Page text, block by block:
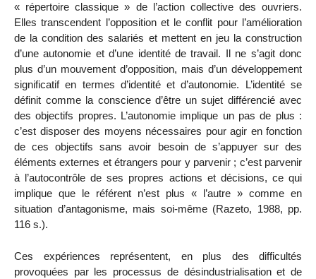
« répertoire classique » de l’action collective des ouvriers.
Elles transcendent l’opposition et le conflit pour l’amélioration
de la condition des salariés et mettent en jeu la construction
d’une autonomie et d’une identité de travail. Il ne s’agit donc
plus d’un mouvement d’opposition, mais d’un développement
significatif en termes d’identité et d’autonomie. L’identité se
définit comme la conscience d’être un sujet différencié avec
des objectifs propres. L’autonomie implique un pas de plus :
c’est disposer des moyens nécessaires pour agir en fonction
de ces objectifs sans avoir besoin de s’appuyer sur des
éléments externes et étrangers pour y parvenir ; c’est parvenir
à l’autocontrôle de ses propres actions et décisions, ce qui
implique que le référent n’est plus « l’autre » comme en
situation d’antagonisme, mais soi-même (Razeto, 1988, pp.
116 s.).
Ces expériences représentent, en plus des difficultés
provoquées par les processus de désindustrialisation et de